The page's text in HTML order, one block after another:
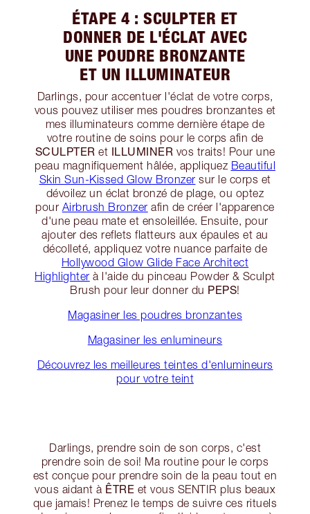
ÉTAPE 4 : SCULPTER ET
DONNER DE L'ÉCLAT AVEC
UNE POUDRE BRONZANTE
ET UN ILLUMINATEUR
Darlings, pour accentuer l'éclat de votre corps,
vous pouvez utiliser mes poudres bronzantes et
mes illuminateurs comme dernière étape de
votre routine de soins pour le corps afin de
SCULPTER et ILLUMINER vos traits! Pour une
peau magnifiquement hâlée, appliquez Beautiful
Skin Sun-Kissed Glow Bronzer sur le corps et
dévoilez un éclat bronzé de plage, ou optez
pour Airbrush Bronzer afin de créer l'apparence
d'une peau mate et ensoleillée. Ensuite, pour
ajouter des reflets flatteurs aux épaules et au
décolleté, appliquez votre nuance parfaite de
Hollywood Glow Glide Face Architect
Highlighter à l'aide du pinceau Powder & Sculpt
Brush pour leur donner du PEPS!
Magasiner les poudres bronzantes
Magasiner les enlumineurs
Découvrez les meilleures teintes d'enlumineurs
pour votre teint
Darlings, prendre soin de son corps, c'est
prendre soin de soi! Ma routine pour le corps
est conçue pour prendre soin de la peau tout en
vous aidant à ÊTRE et vous SENTIR plus beaux
que jamais! Prenez le temps de suivre ces rituels